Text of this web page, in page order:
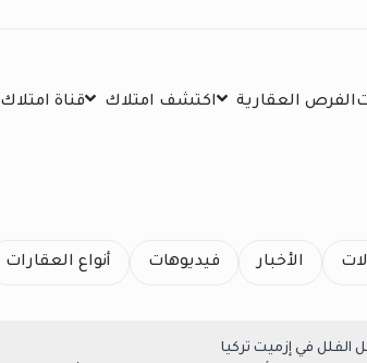
الفرص العقارية اكتشف امتلاك قناة امتلاك
الأخبار فيديوهات أنواع العقارات
الفلل في إزميت تركيا